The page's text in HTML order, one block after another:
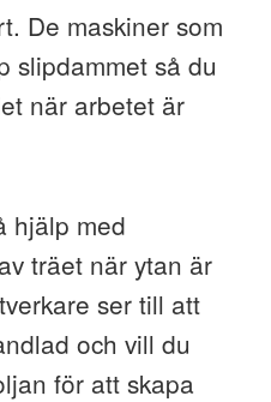
De maskiner som
slipdammet så du
när arbetet är
hjälp med
träet när ytan är
ser till att
och vill du
för att skapa